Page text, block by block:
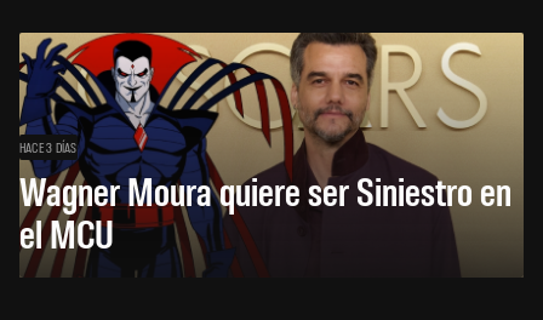
HACE 3 DÍAS
Wagner Moura quiere ser Siniestro en
el MCU